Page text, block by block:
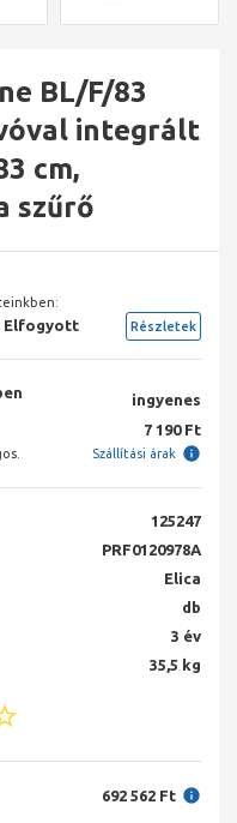
BL/F/83
integrált
cm,
szűrő
Elfogyott Részletek
ingyenes
7 190 Ft
Szállítási árak
125247
PRF0120978A
Elica
db
3 év
35,5 kg
692 562 Ft